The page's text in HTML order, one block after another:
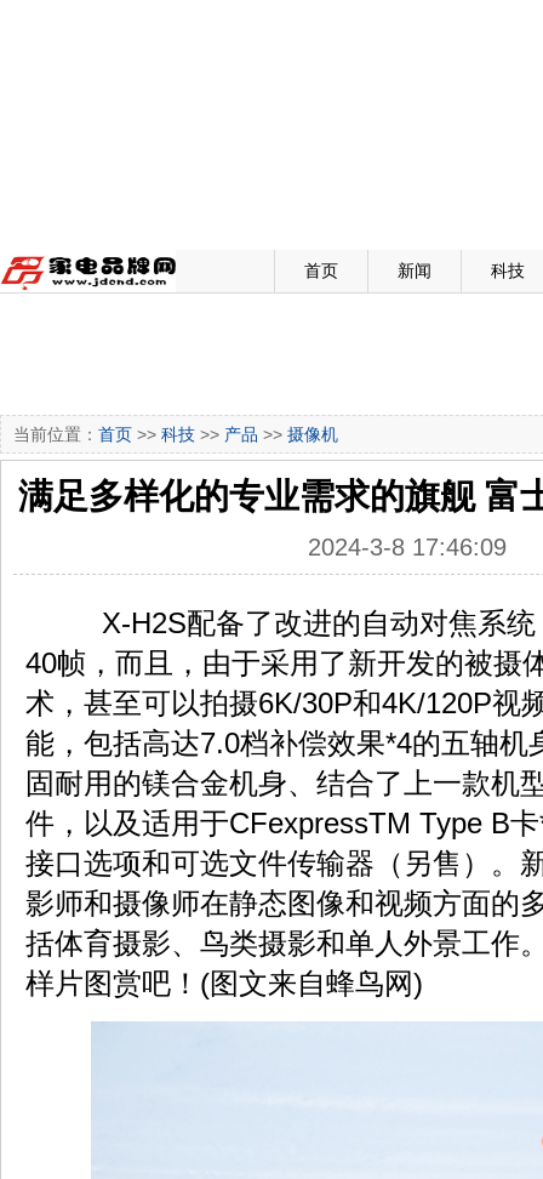
首页 新闻 科技
当前位置： 首页 >> 科技 >> 产品 >> 摄像机
满足多样化的专业需求的旗舰 富
2024-3-8 17:46:09
X-H2S配备了改进的自动对焦系统
40帧，而且，由于采用了新开发的被摄
术，甚至可以拍摄6K/30P和4K/120P视
能，包括高达7.0档补偿效果*4的五轴机
固耐用的镁合金机身、结合了上一款机
件，以及适用于CFexpressTM Type B
接口选项和可选文件传输器（另售）。
影师和摄像师在静态图像和视频方面的
括体育摄影、鸟类摄影和单人外景工作
样片图赏吧！(图文来自蜂鸟网)